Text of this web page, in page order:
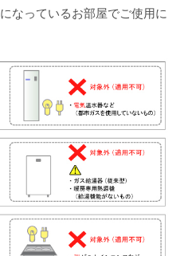
になっているお部屋でご使用に